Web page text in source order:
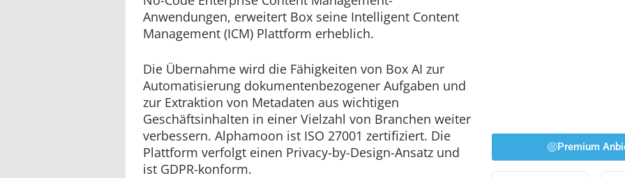
Anwendungen, erweitert Box seine Intelligent Content
Management (ICM) Plattform erheblich.
Die Übernahme wird die Fähigkeiten von Box AI zur
Automatisierung dokumentenbezogener Aufgaben und
zur Extraktion von Metadaten aus wichtigen
Geschäftsinhalten in einer Vielzahl von Branchen weiter
verbessern. Alphamoon ist ISO 27001 zertifiziert. Die
Plattform verfolgt einen Privacy-by-Design-Ansatz und
ist GDPR-konform.
Premium